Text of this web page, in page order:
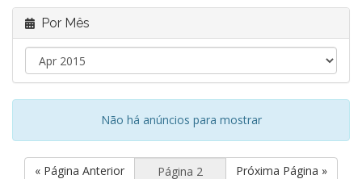
Por Mês
Não há anúncios para mostrar
« Página Anterior Próxima Página »